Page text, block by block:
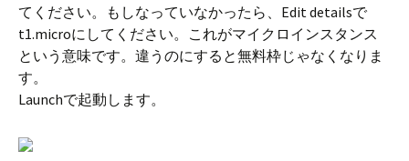
てください。もしなっていなかったら、Edit detailsで
t1.microにしてください。これがマイクロインスタンス
という意味です。違うのにすると無料枠じゃなくなりま
す。
Launchで起動します。